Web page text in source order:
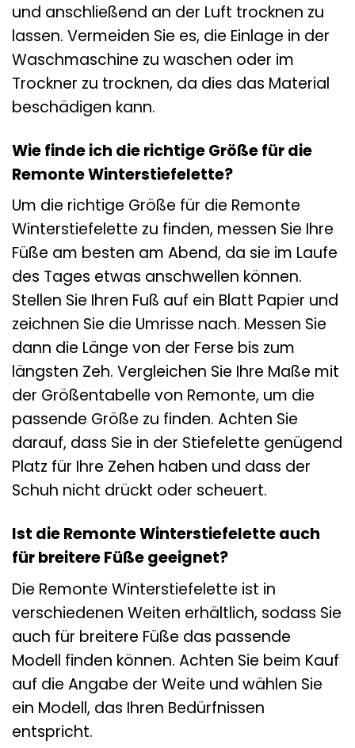
und anschließend an der Luft trocknen zu
lassen. Vermeiden Sie es, die Einlage in der
Waschmaschine zu waschen oder im
Trockner zu trocknen, da dies das Material
beschädigen kann.
Wie finde ich die richtige Größe für die
Remonte Winterstiefelette?
Um die richtige Größe für die Remonte
Winterstiefelette zu finden, messen Sie Ihre
Füße am besten am Abend, da sie im Laufe
des Tages etwas anschwellen können.
Stellen Sie Ihren Fuß auf ein Blatt Papier und
zeichnen Sie die Umrisse nach. Messen Sie
dann die Länge von der Ferse bis zum
längsten Zeh. Vergleichen Sie Ihre Maße mit
der Größentabelle von Remonte, um die
passende Größe zu finden. Achten Sie
darauf, dass Sie in der Stiefelette genügend
Platz für Ihre Zehen haben und dass der
Schuh nicht drückt oder scheuert.
Ist die Remonte Winterstiefelette auch
für breitere Füße geeignet?
Die Remonte Winterstiefelette ist in
verschiedenen Weiten erhältlich, sodass Sie
auch für breitere Füße das passende
Modell finden können. Achten Sie beim Kauf
auf die Angabe der Weite und wählen Sie
ein Modell, das Ihren Bedürfnissen
entspricht.